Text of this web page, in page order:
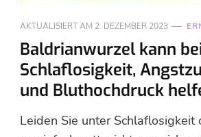
AKTUALISIERT AM 2. DEZEMBER 2023
Baldrianwurzel kann
Schlaflosigkeit,
und Bluthochdruck
Leiden Sie unter Schlaflosigkeit